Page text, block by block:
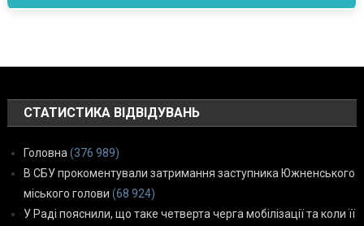
СТАТИСТИКА ВІДВІДУВАНЬ
Головна (376 989)
В СБУ прокоментували затримання заступника Южненського
міського голови (68 924)
У Раді пояснили, що таке четверта черга мобілізації та коли її